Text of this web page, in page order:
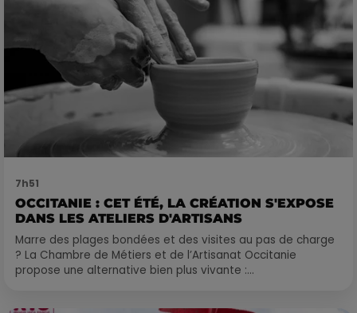
7h51
OCCITANIE : CET ÉTÉ, LA CRÉATION S'EXPOSE
DANS LES ATELIERS D'ARTISANS
Marre des plages bondées et des visites au pas de charge
? La Chambre de Métiers et de l’Artisanat Occitanie
propose une alternative bien plus vivante :...